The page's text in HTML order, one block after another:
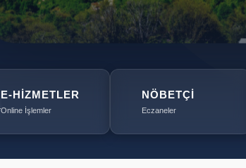
E-HIZMETLER
Online İşlemler
NÖBETÇI
Eczaneler